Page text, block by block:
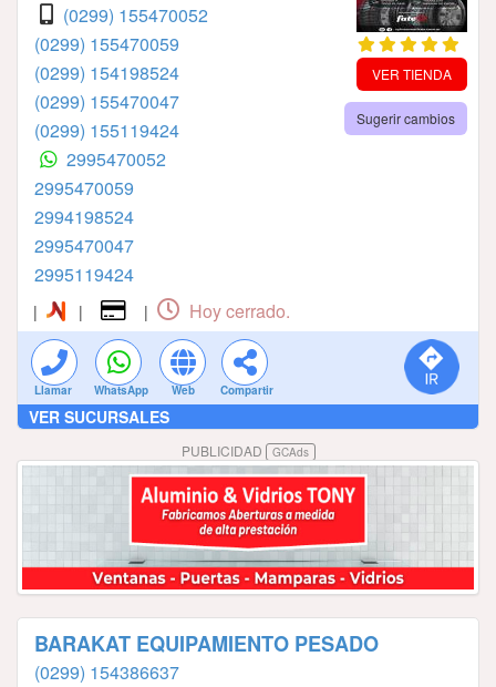
(0299) 155470052
(0299) 155470059
(0299) 154198524
(0299) 155470047
(0299) 155119424
2995470052
2995470059
2994198524
2995470047
2995119424
VER TIENDA
Sugerir cambios
| | | Hoy cerrado.
Llamar WhatsApp Web Compartir
VER SUCURSALES
PUBLICIDAD GCAds
BARAKAT EQUIPAMIENTO PESADO
(0299) 154386637